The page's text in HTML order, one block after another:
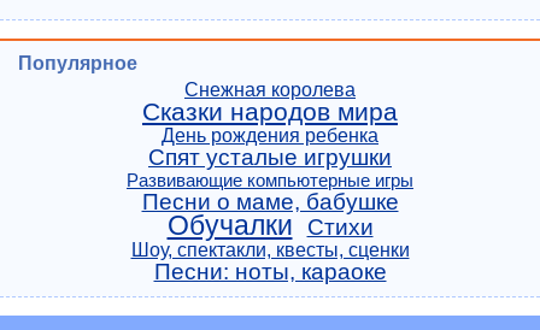
Популярное
Снежная королева
Сказки народов мира
День рождения ребенка
Спят усталые игрушки
Развивающие компьютерные игры
Песни о маме, бабушке
Обучалки Стихи
Шоу, спектакли, квесты, сценки
Песни: ноты, караоке